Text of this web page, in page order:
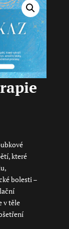
které
bolesti –
v těle